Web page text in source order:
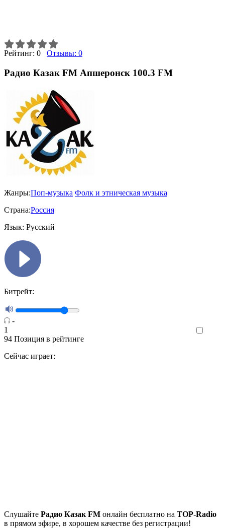
Рейтинг: 0 Отзывы: 0
Радио Казак FM Апшеронск 100.3 FM
Жанры:Поп-музыка Фолк и этническая музыка
Страна:Россия
Язык: Русский
Битрейт:
-
1
94 Позиция в рейтинге
Сейчас играет:
Cлушайте Радио Казак FM онлайн бесплатно на TOP-Radio
в прямом эфире, в хорошем качестве без регистрации!